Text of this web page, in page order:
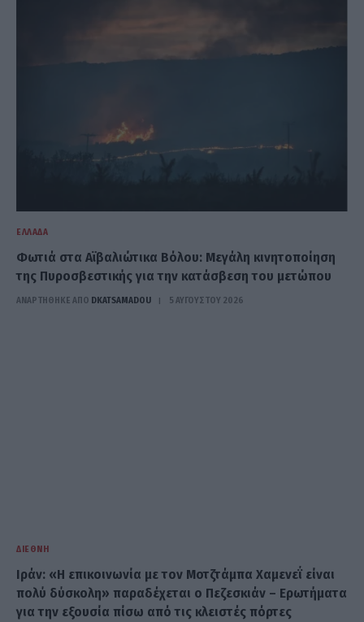
ΕΛΛΆΔΑ
Φωτιά στα Αϊβαλιώτικα Βόλου: Μεγάλη κινητοποίηση
της Πυροσβεστικής για την κατάσβεση του μετώπου
ΑΝΑΡΤΗΘΗΚΕ ΑΠΟ DKATSAMADOU 5 ΑΥΓΟΎΣΤΟΥ 2026
ΔΙΕΘΝΉ
Ιράν: «Η επικοινωνία με τον Μοτζτάμπα Χαμενεΐ είναι
πολύ δύσκολη» παραδέχεται ο Πεζεσκιάν – Ερωτήματα
για την εξουσία πίσω από τις κλειστές πόρτες